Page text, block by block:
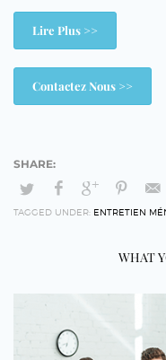
Lire Plus >>
Contactez Nous >>
TAGGED UNDER: ENTRETIEN
WHAT